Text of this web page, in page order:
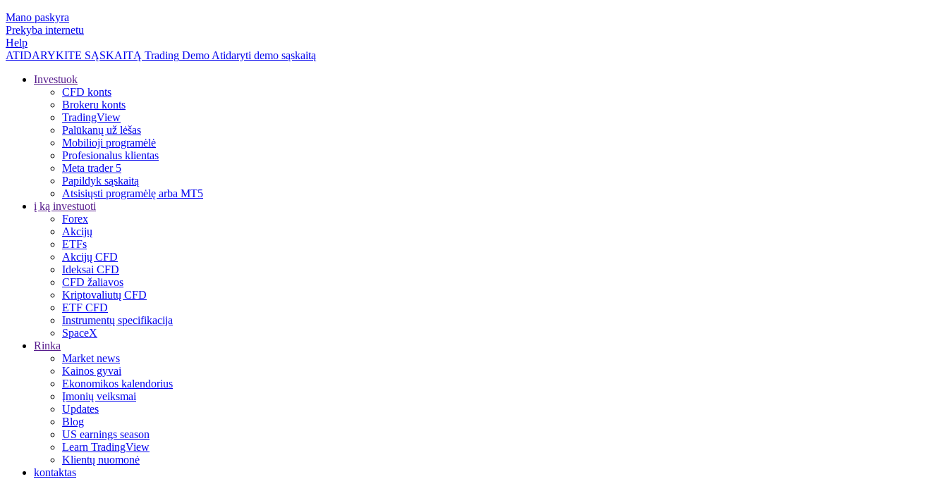
Mano paskyra
Prekyba internetu
Help
ATIDARYKITE SĄSKAITĄ Trading Demo Atidaryti demo sąskaitą
Investuok
CFD konts
Brokeru konts
TradingView
Palūkanų už lėšas
Mobilioji programėlė
Profesionalus klientas
Meta trader 5
Papildyk sąskaitą
Atsisiųsti programėlę arba MT5
į ką investuoti
Forex
Akcijų
ETFs
Akcijų CFD
Ideksai CFD
CFD žaliavos
Kriptovaliutų CFD
ETF CFD
Instrumentų specifikacija
SpaceX
Rinka
Market news
Kainos gyvai
Ekonomikos kalendorius
Įmonių veiksmai
Updates
Blog
US earnings season
Learn TradingView
Klientų nuomonė
kontaktas